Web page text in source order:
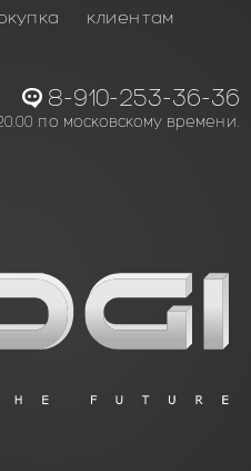
клиентам
8-910-253-36-36
по московскому времени.